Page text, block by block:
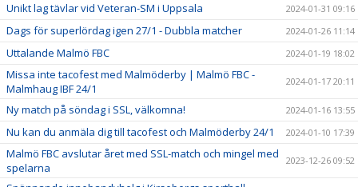
Unikt lag tävlar vid Veteran-SM i Uppsala 2024-01-31 09:16
Dags för superlördag igen 27/1 - Dubbla matcher 2024-01-26 11:14
Uttalande Malmö FBC 2024-01-19 18:02
Missa inte tacofest med Malmöderby | Malmö FBC -
Malmhaug IBF 24/1
2024-01-17 20:11
Ny match på söndag i SSL, välkomna! 2024-01-16 13:55
Nu kan du anmäla dig till tacofest och Malmöderby 24/1 2024-01-10 17:39
Malmö FBC avslutar året med SSL-match och mingel med
spelarna
2023-12-26 09:52